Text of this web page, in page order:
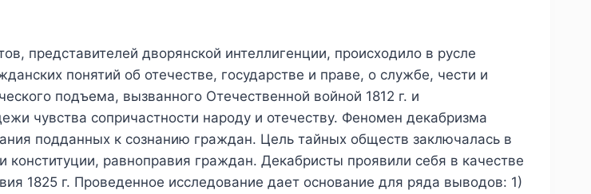
представителей дворянской интеллигенции, происходило в русле
понятий об отечестве, государстве и праве, о службе, чести и
подъема, вызванного Отечественной войной 1812 г. и
чувства сопричастности народу и отечеству. Феномен декабризма
подданных к сознанию граждан. Цель тайных обществ заключалась в
равноправия граждан. Декабристы проявили себя в качестве
1825 г. Проведенное исследование дает основание для ряда выводов: 1)